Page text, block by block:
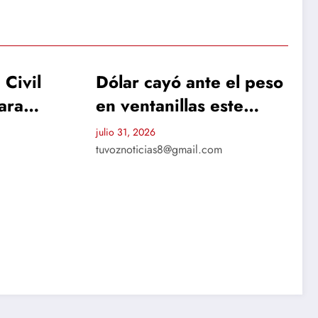
el peso
este
hoy
DEPORTES ESTATAL UNCATEGORIZED